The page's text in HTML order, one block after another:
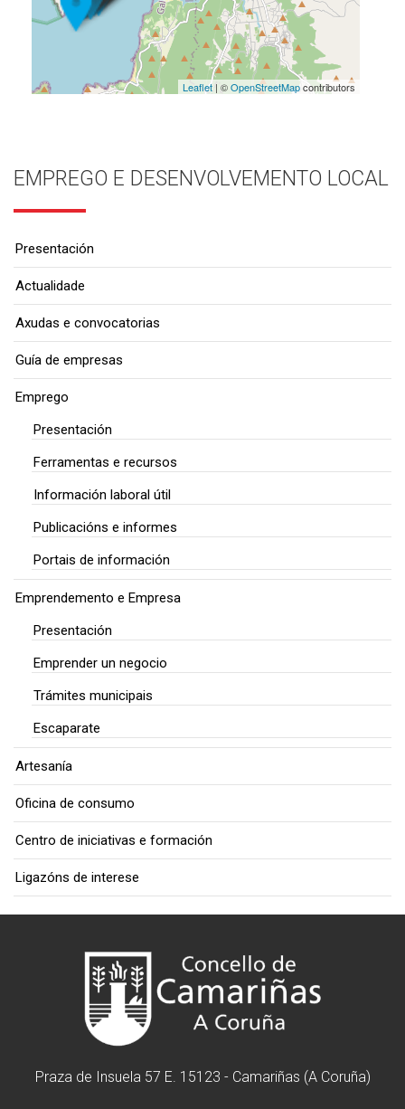
Leaflet| ©OpenStreetMapcontributors
EMPREGO E DESENVOLVEMENTO LOCAL
Presentación
Actualidade
Axudas e convocatorias
Guía de empresas
Emprego
Presentación
Ferramentas e recursos
Información laboral útil
Publicacións e informes
Portais de información
Emprendemento e Empresa
Presentación
Emprender un negocio
Trámites municipais
Escaparate
Artesanía
Oficina de consumo
Centro de iniciativas e formación
Ligazóns de interese
Praza de Insuela 57 E. 15123 - Camariñas (A Coruña)